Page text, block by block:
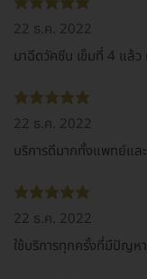
22 ธ.ค. 2022
มาฉีดวัคซีน เข็มที่ 4 แล้ว
22 ธ.ค. 2022
บริการดีมากทั้งแพทย์แล
22 ธ.ค. 2022
ใช้บริการทุกครั้งที่มีปัญห